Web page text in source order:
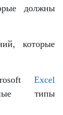
должны
которые
Excel
типы